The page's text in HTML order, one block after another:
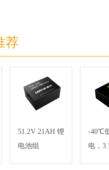
荐
51.2V 21AH 锂
电池组
-40℃
电，